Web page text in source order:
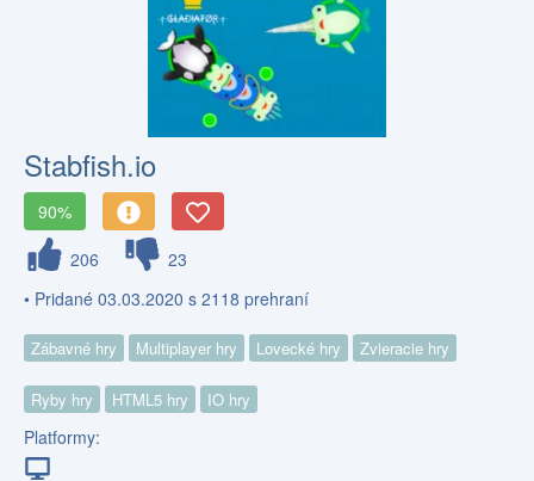
Stabfish.io
90%
206
23
• Pridané 03.03.2020 s 2118 prehraní
Zábavné hry Multiplayer hry Lovecké hry Zvieracie hry
Ryby hry HTML5 hry IO hry
Platformy: